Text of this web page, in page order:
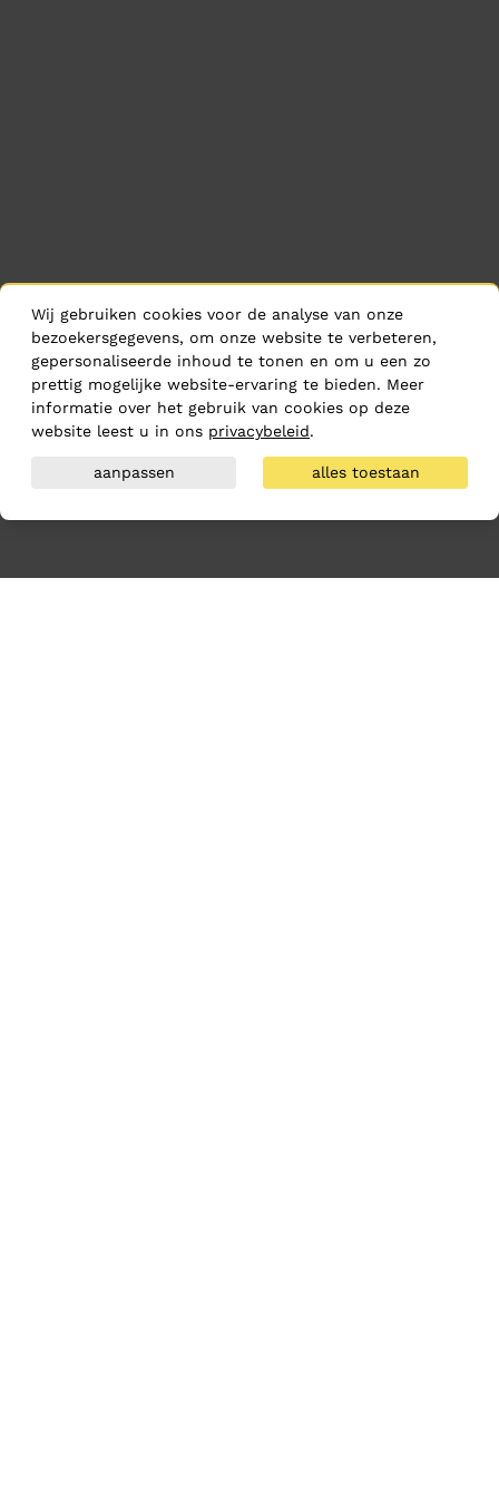
Wij gebruiken cookies voor de analyse van onze
bezoekersgegevens, om onze website te verbeteren,
gepersonaliseerde inhoud te tonen en om u een zo
prettig mogelijke website-ervaring te bieden. Meer
informatie over het gebruik van cookies op deze
website leest u in ons privacybeleid.
aanpassen alles toestaan